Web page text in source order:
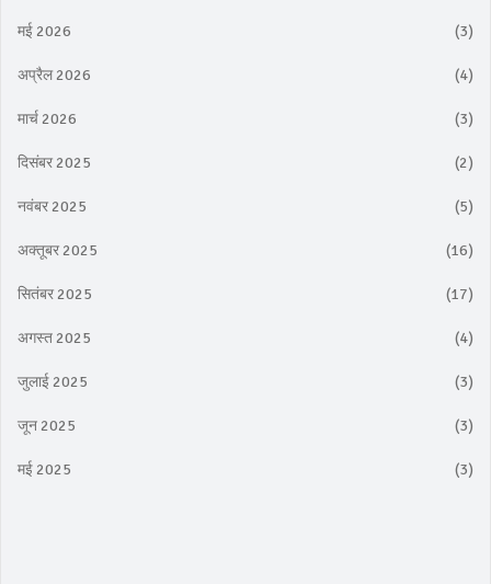
मई 2026 (3)
अप्रैल 2026 (4)
मार्च 2026 (3)
दिसंबर 2025 (2)
नवंबर 2025 (5)
अक्तूबर 2025 (16)
सितंबर 2025 (17)
अगस्त 2025 (4)
जुलाई 2025 (3)
जून 2025 (3)
मई 2025 (3)